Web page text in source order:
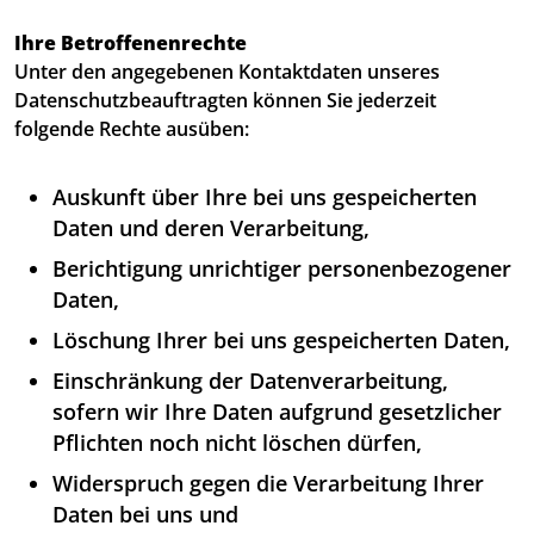
Ihre Betroffenenrechte
Unter den angegebenen Kontaktdaten unseres
Datenschutzbeauftragten können Sie jederzeit
folgende Rechte ausüben:
Auskunft über Ihre bei uns gespeicherten
Daten und deren Verarbeitung,
Berichtigung unrichtiger personenbezogener
Daten,
Löschung Ihrer bei uns gespeicherten Daten,
Einschränkung der Datenverarbeitung,
sofern wir Ihre Daten aufgrund gesetzlicher
Pflichten noch nicht löschen dürfen,
Widerspruch gegen die Verarbeitung Ihrer
Daten bei uns und